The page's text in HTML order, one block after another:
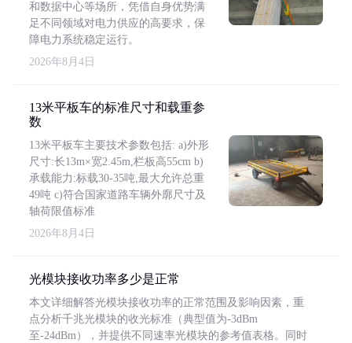
和数据中心等场所，凭借自身优势满
足不同领域对电力供应的高要求，保
障电力系统稳定运行。
2026年8月4日
13米平板车的标准尺寸和载重参
数
13米平板车主要技术参数包括: a)外形
尺寸:长13m×宽2.45m,栏板高55cm b)
承载能力:标载30-35吨,最大允许总重
49吨 c)符合国家道路车辆外廓尺寸及
轴荷限值标准
2026年8月4日
光模块接收功率多少是正常
本文详细解答光模块接收功率的正常范围及影响因素，重
点分析千兆光模块的收光标准（典型值为-3dBm
至-24dBm），并提供不同速率光模块的参考值表格。同时